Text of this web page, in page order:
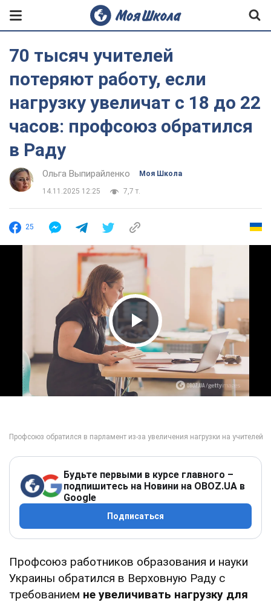
70 тысяч учителей
потеряют работу, если
нагрузку увеличат с 18 до 22
часов: профсоюз обратился
в Раду
Ольга Выпирайленко Моя Школа
14.11.2025 12:25 7,7 т.
25
Play Video
Будьте первыми в курсе главного –
подпишитесь на Новини на OBOZ.UA в
Google
Подписаться
Профсоюз работников образования и науки
Украины обратился в Верховную Раду с
требованием не увеличивать нагрузку для